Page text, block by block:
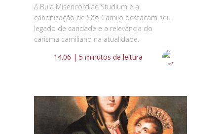
A Bula Misericordiae Studium e a
canonização de São Camilo destacam seu
legado de caridade e a relevância do
carisma camiliano na atualidade.
14.06 | 5 minutos de leitura